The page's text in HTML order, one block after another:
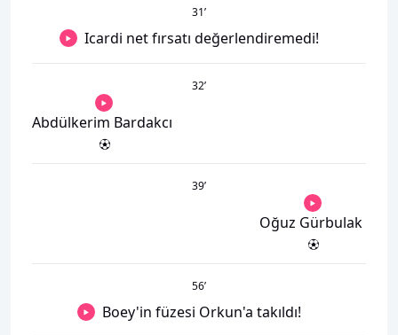
31’
Icardi net fırsatı değerlendiremedi!
32’
Abdülkerim Bardakcı
39’
Oğuz Gürbulak
56’
Boey'in füzesi Orkun'a takıldı!